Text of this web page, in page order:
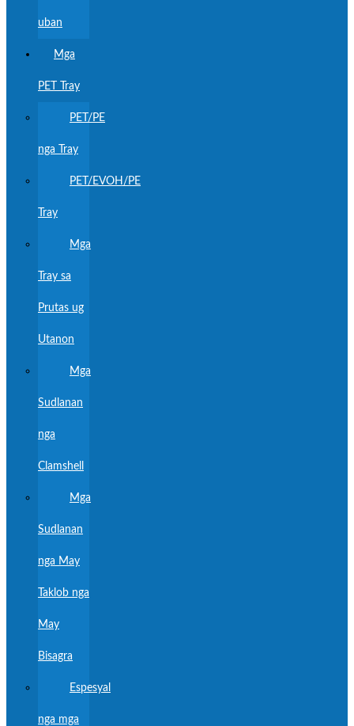
uban
Mga
PET Tray
PET/PE
nga Tray
PET/EVOH/PE
Tray
Mga
Tray sa
Prutas ug
Utanon
Mga
Sudlanan
nga
Clamshell
Mga
Sudlanan
nga May
Taklob nga
May
Bisagra
Espesyal
nga mga